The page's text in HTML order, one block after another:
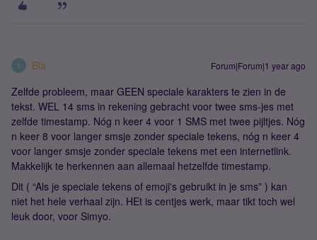
B Bla Forum|Forum|1 year ago
Zelfde probleem, maar GEEN speciale karakters te zien in de
tekst. WEL 14 sms in rekening gebracht voor twee sms-jes met
zelfde timestamp. Nóg n keer 4 voor 1 SMS met twee pijltjes. Nóg
n keer 8 voor langer smsje zonder speciale tekens, nóg n keer 4
voor langer smsje zonder speciale tekens met een internetlink.
Makkelijk te herkennen aan allemaal hetzelfde timestamp.
Dit ( “Als je speciale tekens of emoji's gebruikt in je sms” ) kan
niet het hele verhaal zijn. HEt is centjes werk, maar tikt toch wel
leuk door, voor Simyo.